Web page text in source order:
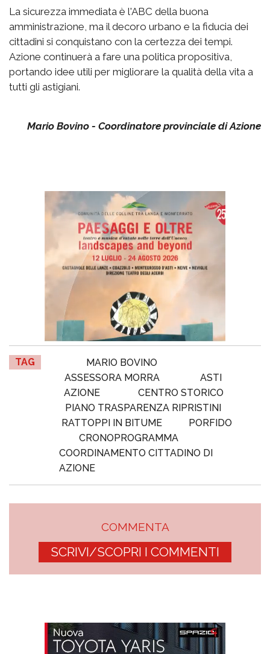
La sicurezza immediata è l'ABC della buona
amministrazione, ma il decoro urbano e la fiducia dei
cittadini si conquistano con la certezza dei tempi.
Azione continuerà a fare una politica propositiva,
portando idee utili per migliorare la qualità della vita a
tutti gli astigiani.
Mario Bovino - Coordinatore provinciale di Azione
TAG
MARIO BOVINO
ASSESSORA MORRA
ASTI
AZIONE
CENTRO STORICO
PIANO TRASPARENZA RIPRISTINI
RATTOPPI IN BITUME
PORFIDO
CRONOPROGRAMMA
COORDINAMENTO CITTADINO DI
AZIONE
COMMENTA
SCRIVI/SCOPRI I COMMENTI